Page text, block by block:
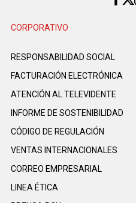
CORPORATIVO
RESPONSABILIDAD SOCIAL
FACTURACIÓN ELECTRÓNICA
ATENCIÓN AL TELEVIDENTE
INFORME DE SOSTENIBILIDAD
CÓDIGO DE REGULACIÓN
VENTAS INTERNACIONALES
CORREO EMPRESARIAL
LINEA ÉTICA